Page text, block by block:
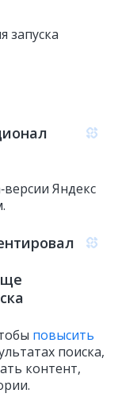
запуска
Яндекс
повысить
поиска,
контент,